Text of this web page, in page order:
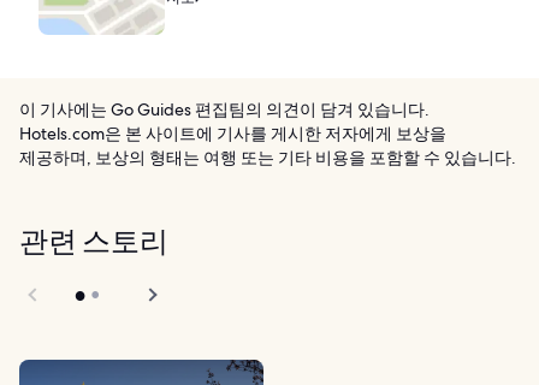
이 기사에는 Go Guides 편집팀의 의견이 담겨 있습니다.
Hotels.com은 본 사이트에 기사를 게시한 저자에게 보상을
제공하며, 보상의 형태는 여행 또는 기타 비용을 포함할 수 있습니다.
관련 스토리